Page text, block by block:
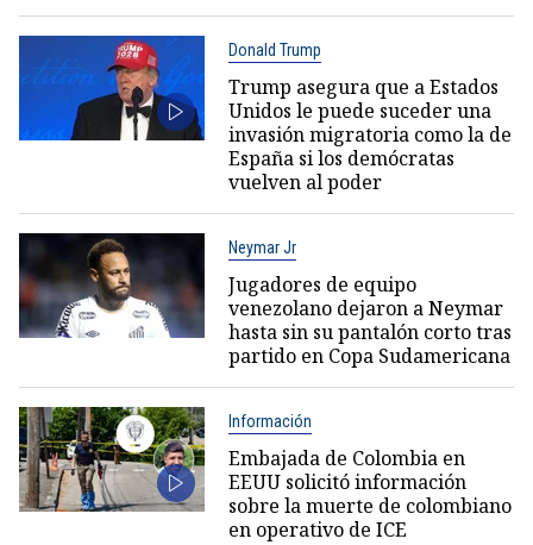
Donald Trump
Trump asegura que a Estados
Unidos le puede suceder una
invasión migratoria como la de
España si los demócratas
vuelven al poder
Neymar Jr
Jugadores de equipo
venezolano dejaron a Neymar
hasta sin su pantalón corto tras
partido en Copa Sudamericana
Información
Embajada de Colombia en
EEUU solicitó información
sobre la muerte de colombiano
en operativo de ICE